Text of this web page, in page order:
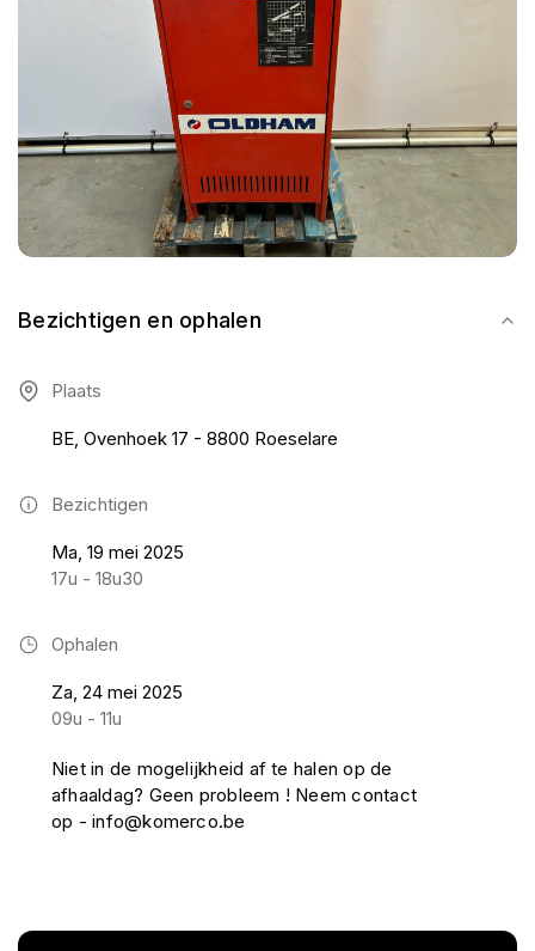
Bezichtigen en ophalen
Plaats
BE, Ovenhoek 17 - 8800 Roeselare
Bezichtigen
Ma, 19 mei 2025
17u - 18u30
Ophalen
Za, 24 mei 2025
09u - 11u
Niet in de mogelijkheid af te halen op de
afhaaldag? Geen probleem ! Neem contact
op - info@komerco.be